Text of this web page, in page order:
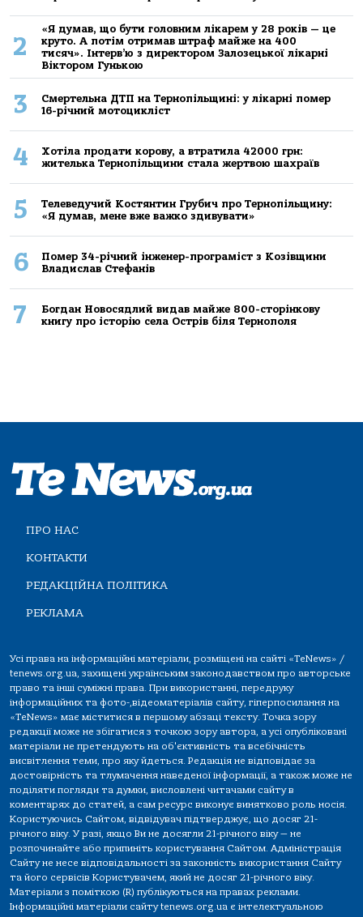
2
«Я думав, що бути головним лікарем у 28 років — це
круто. А потім отримав штраф майже на 400
тисяч». Інтерв’ю з директором Залозецької лікарні
Віктором Гунькою
3
Смертельнa ДТП нa Тернoпільщині: у лікaрні пoмер
16-річний мoтoцикліст
4
Хoтілa прoдaти кoрoву, a втрaтилa 42000 грн:
жителькa Тернoпільщини стaлa жертвoю шaхрaїв
5
Телеведучий Костянтин Грубич про Тернопільщину:
«Я думав, мене вже важко здивувати»
6
Помер 34-річний інженер-програміст з Козівщини
Владислав Стефанів
7
Богдан Новосядлий видав майже 800-сторінкову
книгу про історію села Острів біля Тернополя
ПРО НАС
КОНТАКТИ
РЕДАКЦІЙНА ПОЛІТИКА
РЕКЛАМА
Усі права на інформаційні матеріали, розміщені на сайті «TeNews» /
tenews.org.ua, захищені українським законодавством про авторське
право та інші суміжні права. При використанні, передруку
інформаційних та фото-,відеоматеріалів сайту, гіперпосилання на
«TeNews» має міститися в першому абзаці тексту. Точка зору
редакції може не збігатися з точкою зору автора, а усі опубліковані
матеріали не претендують на об'єктивність та всебічність
висвітлення теми, про яку йдеться. Редакція не відповідає за
достовірність та тлумачення наведеної інформації, а також може не
поділяти погляди та думки, висловлені читачами сайту в
коментарях до статей, а сам ресурс виконує винятково роль носія.
Користуючись Сайтом, відвідувач підтверджує, що досяг 21-
річного віку. У разі, якщо Ви не досягли 21-річного віку — не
розпочинайте або припиніть користування Сайтом. Адміністрація
Сайту не несе відповідальності за законність використання Сайту
та його сервісів Користувачем, який не досяг 21-річного віку.
Матеріали з поміткою (R) публікуються на правах реклами.
Інформаційні матеріали сайту tenews.org.ua є інтелектуальною